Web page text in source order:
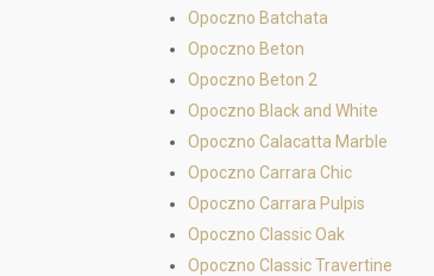
Opoczno Batchata
Opoczno Beton
Opoczno Beton 2
Opoczno Black and White
Opoczno Calacatta Marble
Opoczno Carrara Chic
Opoczno Carrara Pulpis
Opoczno Classic Oak
Opoczno Classic Travertine